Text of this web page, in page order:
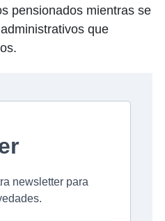
pensionados mientras se
que